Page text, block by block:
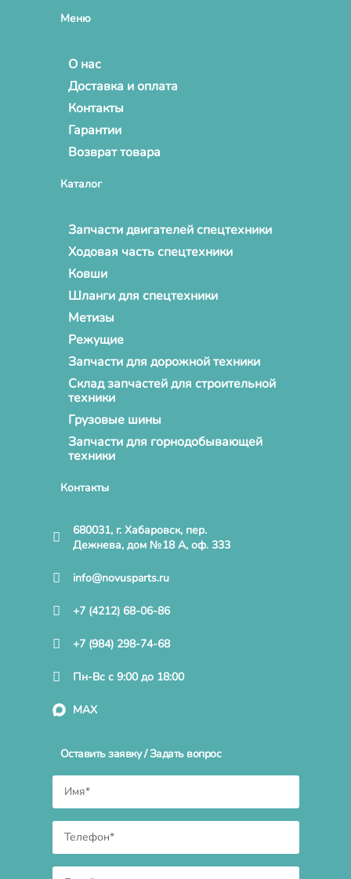
Меню
О нас
Доставка и оплата
Контакты
Гарантии
Возврат товара
Каталог
Запчасти двигателей спецтехники
Ходовая часть спецтехники
Ковши
Шланги для спецтехники
Метизы
Режущие
Запчасти для дорожной техники
Склад запчастей для строительной
техники
Грузовые шины
Запчасти для горнодобывающей
техники
Контакты
680031, г. Хабаровск, пер.
Дежнева, дом №18 А, оф. 333
info@novusparts.ru
+7 (4212) 68-06-86
+7 (984) 298-74-68
Пн-Вс с 9:00 до 18:00
MAX
Оставить заявку / Задать вопрос